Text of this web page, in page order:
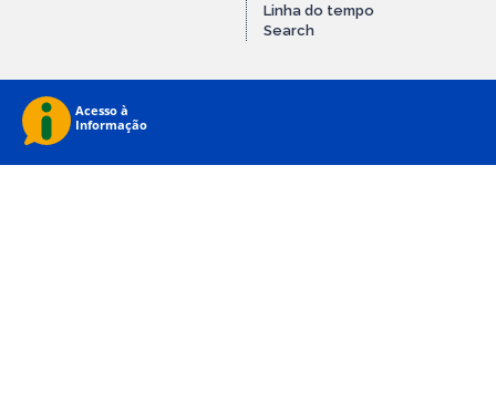
Linha do tempo
Search